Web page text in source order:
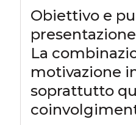
Obiettivo e
La
motivazione
soprattutto